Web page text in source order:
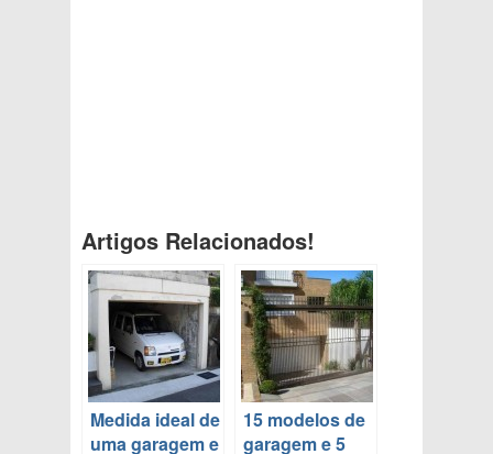
Artigos Relacionados!
Medida ideal de
uma garagem e
15 modelos de
garagem e 5